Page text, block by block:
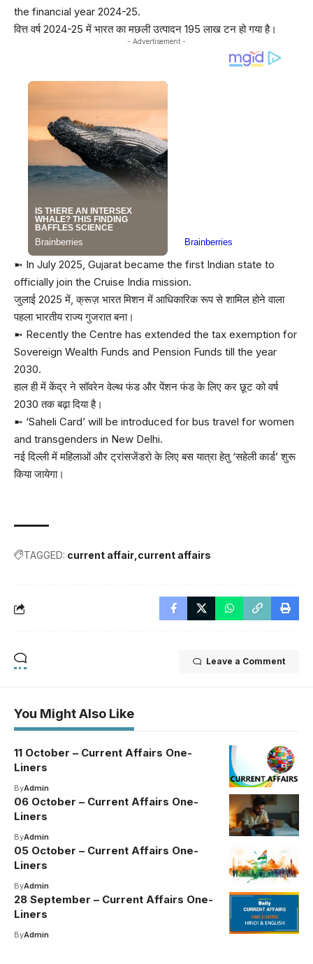
the financial year 2024-25.
वित्त वर्ष 2024-25 में भारत का मछली उत्पादन 195 लाख टन हो गया है।
- Advertisement -
➼ In July 2025, Gujarat became the first Indian state to
officially join the Cruise India mission.
जुलाई 2025 में, क्रूज़ भारत मिशन में आधिकारिक रूप से शामिल होने वाला
पहला भारतीय राज्य गुजरात बना।
➼ Recently the Centre has extended the tax exemption for
Sovereign Wealth Funds and Pension Funds till the year
2030.
हाल ही में केंद्र ने सॉवरेन वेल्थ फंड और पेंशन फंड के लिए कर छूट को वर्ष
2030 तक बढ़ा दिया है।
➼ ‘Saheli Card’ will be introduced for bus travel for women
and transgenders in New Delhi.
नई दिल्ली में महिलाओं और ट्रांसजेंडरो के लिए बस यात्रा हेतु ‘सहेली कार्ड’ शुरू
किया जायेगा।
TAGGED: current affair current affairs
Leave a Comment
You Might Also Like
11 October – Current Affairs One-
Liners
ByAdmin
06 October – Current Affairs One-
Liners
ByAdmin
05 October – Current Affairs One-
Liners
ByAdmin
28 September – Current Affairs One-
Liners
ByAdmin